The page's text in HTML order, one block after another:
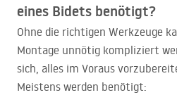
eines Bidets benötigt?
Ohne die richtigen Werkzeuge
Montage unnötig kompliziert
sich, alles im Voraus
Meistens werden benötigt: